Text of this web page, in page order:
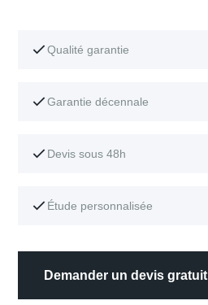
Qualité garantie
Garantie décennale
Devis sous 48h
Étude personnalisée
Demander un devis gratuit